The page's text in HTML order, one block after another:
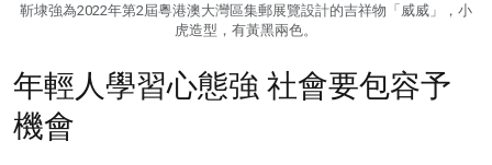
靳埭強為2022年第2屆粵港澳大灣區集郵展覽設計的吉祥物「威威」，小
虎造型，有黃黑兩色。
年輕人學習心態強 社會要包容予
機會